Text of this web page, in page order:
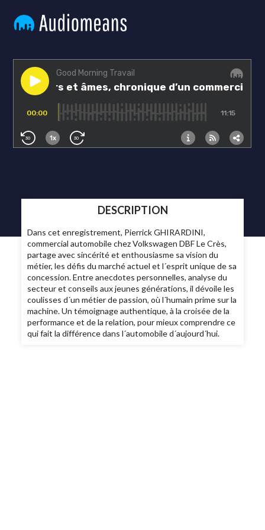
DESCRIPTION
Dans cet enregistrement, Pierrick GHIRARDINI,
commercial automobile chez Volkswagen DBF Le Crès,
partage avec sincérité et enthousiasme sa vision du
métier, les défis du marché actuel et l´esprit unique de sa
concession. Entre anecdotes personnelles, analyse du
secteur et conseils aux jeunes générations, il dévoile les
coulisses d´un métier de passion, où l´humain prime sur la
machine. Un témoignage authentique, à la croisée de la
performance et de la relation, pour mieux comprendre ce
qui fait la différence dans l´automobile d´aujourd´hui.